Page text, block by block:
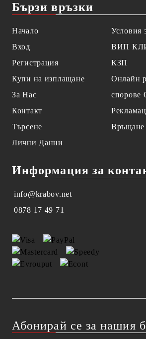
Бързи връзки
Начало
Вход
Регистрация
Купи на изплащане
За Нас
Контакт
Търсене
Лични Данни
Условия
ВИП
КЗП
Онлайн
спорове
Връщане
Информация за
info@krabov.net
0878 17 49 71
Абонирай се за нашия